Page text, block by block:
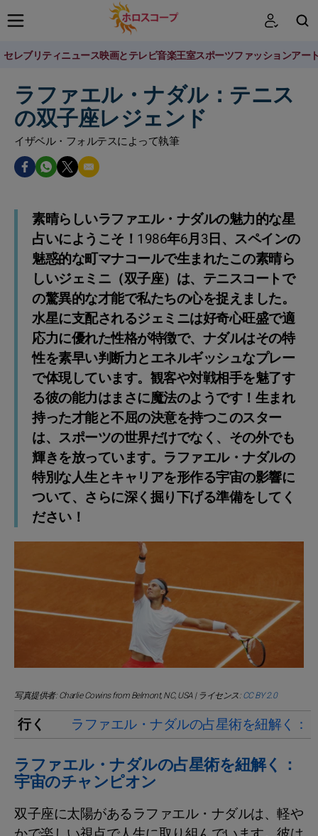
セレブリティニュース映画とテレビ音楽王室スポーツファッションアー
ラファエル・ナダル：テニス
の双子座レジェンド
イザベル・フォルテスによって執筆
素晴らしいラファエル・ナダルの魅力的な星
占いにようこそ！1986年6月3日、スペインの
魅惑的な町マナコールで生まれたこの素晴ら
しいジェミニ（双子座）は、テニスコートで
の驚異的な才能で私たちの心を捉えました。
水星に支配されるジェミニは好奇心旺盛で適
応力に優れた性格が特徴で、ナダルはその特
性を素早い判断力とエネルギッシュなプレー
で体現しています。観客や対戦相手を魅了す
る彼の能力はまさに魔法のようです！生まれ
持った才能と不屈の決意を持つこのスター
は、スポーツの世界だけでなく、その外でも
輝きを放っています。ラファエル・ナダルの
特別な人生とキャリアを形作る宇宙の影響に
ついて、さらに深く掘り下げる準備をしてく
ださい！
写真提供者: Charlie Cowins from Belmont, NC, USA | ライセンス:CC BY 2.0
行く ラファエル・ナダルの占星術を紐解く：
ラファエル・ナダルの占星術を紐解く：
宇宙のチャンピオン
双子座に太陽があるラファエル・ナダルは、軽や